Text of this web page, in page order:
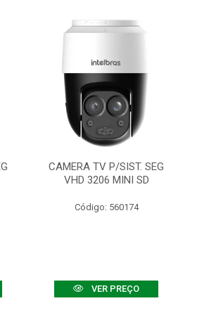
CAMERA TV P/SIST. SEG
VHD 3206 MINI SD
Código: 560174
VER PREÇO